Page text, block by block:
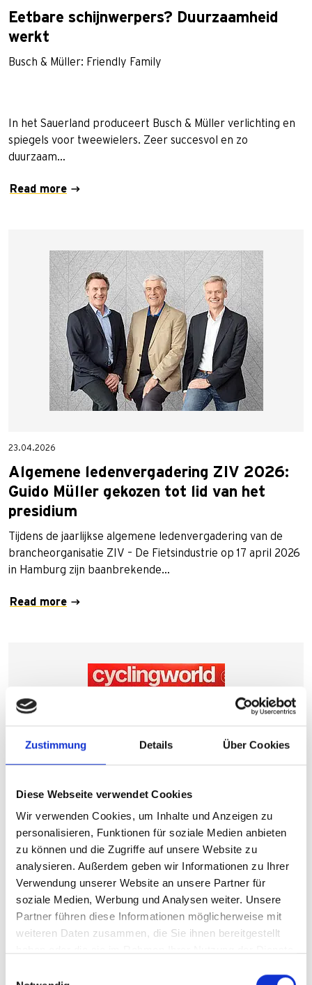
Zustimmung Details Über Cookies
Diese Webseite verwendet Cookies
Wir verwenden Cookies, um Inhalte und Anzeigen zu
personalisieren, Funktionen für soziale Medien anbieten
zu können und die Zugriffe auf unsere Website zu
analysieren. Außerdem geben wir Informationen zu Ihrer
Verwendung unserer Website an unsere Partner für
soziale Medien, Werbung und Analysen weiter. Unsere
Partner führen diese Informationen möglicherweise mit
weiteren Daten zusammen, die Sie ihnen bereitgestellt
Eetbare schijnwerpers? Duurzaamheid
werkt
Busch & Müller: Friendly Family
In het Sauerland produceert Busch & Müller verlichting en
spiegels voor tweewielers. Zeer succesvol en zo
duurzaam…
Read more
23.04.2026
Algemene ledenvergadering ZIV 2026:
Guido Müller gekozen tot lid van het
presidium
Tijdens de jaarlijkse algemene ledenvergadering van de
brancheorganisatie ZIV – De Fietsindustrie op 17 april 2026
in Hamburg zijn baanbrekende…
Read more
21.03.2026
busch+müller wint brons
Cyclingworld Award 2026 voor het TURNTEC T2-
richtingaanwijzersysteem